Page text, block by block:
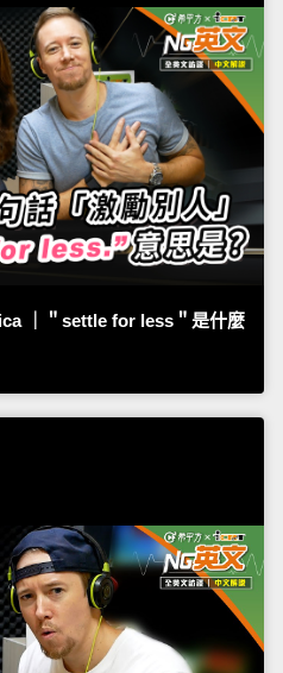
｜＂settle for less＂是什麼